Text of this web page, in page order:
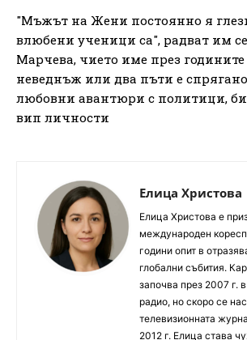
"Мъжът на Жени постоянно я
влюбени ученици са", радват им
Марчева, чието име през годините
неведнъж или два пъти е
любовни авантюри с политици,
вип личности
Елица Христова
Елица Христова е
международен
години опит в
глобални събития.
започва през 2007 г.
радио, но скоро се
телевизионната
2012 г. Елица става